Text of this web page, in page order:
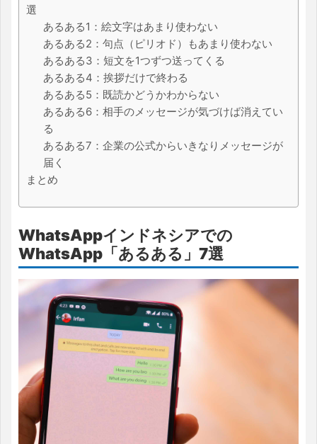
選
あるある1：絵文字はあまり使わない
あるある2：句点（ピリオド）もあまり使わない
あるある3：短文を1つずつ送ってくる
あるある4：挨拶だけで終わる
あるある5：既読かどうかわからない
あるある6：相手のメッセージが気づけば消えてい
る
あるある7：企業の公式からいきなりメッセージが
届く
まとめ
WhatsAppインドネシアでの
WhatsApp「あるある」7選